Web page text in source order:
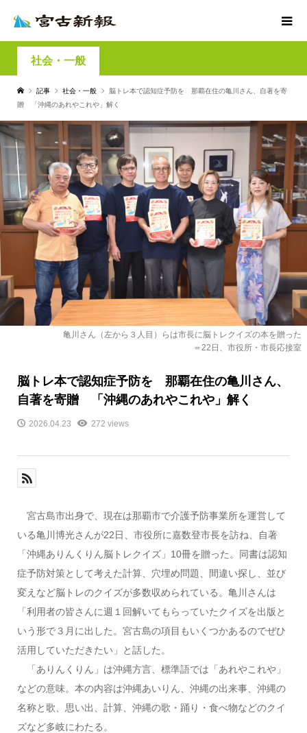
社会・一般
記事 社会・一般
脳トレ本で認知症予防を 那覇在住の亀川さん、自著を寄
贈 「沖縄のあれやこれや」解く
亀川さん（左から３人目）らは市長に脳トレクイズの本を贈った
＝22日、市役所・市長応接室
脳トレ本で認知症予防を 那覇在住の亀川さん、
自著を寄贈 「沖縄のあれやこれや」解く
2026.04.23 272 views
宮古島市出身で、現在は那覇市で介護予防事業所を運営して
いる亀川博光さんが22日、市役所に嘉数登市長を訪ね、自著
「沖縄ありんくりん脳トレクイズ」10冊を贈った。同書は認知
症予防対策として考えた計算、穴埋め問題、間違い探し、並び
変えなど脳トレのクイズが多数収められている。亀川さんは
「利用者の皆さんに週１回解いてもらっていたクイズを出版と
いう形で３月に出した。宮古島の項目もいくつかあるのでぜひ
活用していただきたい」と話した。
「ありんくりん」は沖縄方言、標準語では「あれやこれや」
などの意味。本の内容は沖縄あいりん、沖縄の出来事、沖縄の
名称と歌、思い出、計算、沖縄の歌・踊り・食べ物などのクイ
ズなど多岐にわたる。